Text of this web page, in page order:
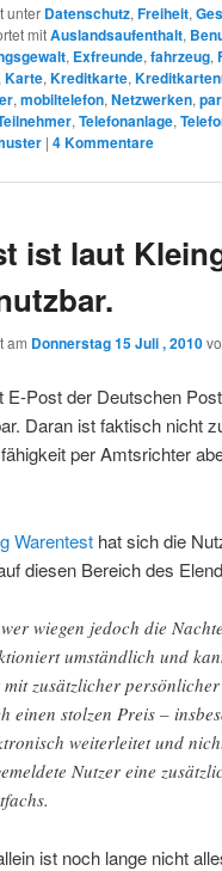
unter Datenschutz, Freiheit,
mitAuslandsaufenthalt,
, Exfreunde, fahrzeug,
Karte, Kreditkarte,
, mobiltelefon, Netzwerken,
, Telefonanlage,
| 4Kommentare
ist laut
am Donnerstag 15 Juli , 2010
E-Post der Deutschen
Daran ist faktisch nicht
per Amtsrichter
Warentest hat sich die
diesen Bereich des
wiegen jedoch die
umständlich und
zusätzlicher
einen stolzen Preis –
weiterleitet und
Nutzer eine
ist noch lange nicht